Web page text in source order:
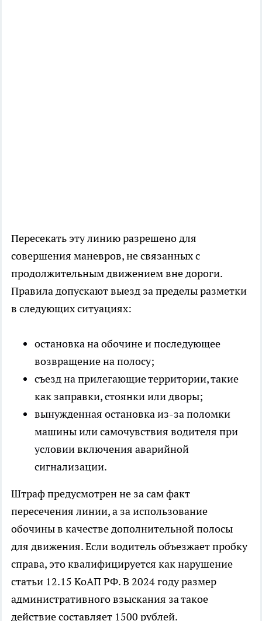
Пересекать эту линию разрешено для
совершения маневров, не связанных с
продолжительным движением вне дороги.
Правила допускают выезд за пределы разметки
в следующих ситуациях:
остановка на обочине и последующее
возвращение на полосу;
съезд на прилегающие территории, такие
как заправки, стоянки или дворы;
вынужденная остановка из-за поломки
машины или самочувствия водителя при
условии включения аварийной
сигнализации.
Штраф предусмотрен не за сам факт
пересечения линии, а за использование
обочины в качестве дополнительной полосы
для движения. Если водитель объезжает пробку
справа, это квалифицируется как нарушение
статьи 12.15 КоАП РФ. В 2024 году размер
административного взыскания за такое
действие составляет 1500 рублей.